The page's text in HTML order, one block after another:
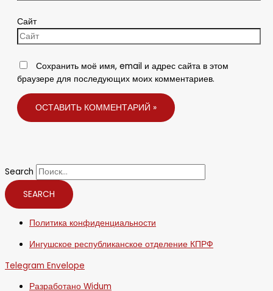
Сайт
Сохранить моё имя, email и адрес сайта в этом
браузере для последующих моих комментариев.
Search
SEARCH
Политика конфиденциальности
Ингушское республиканское отделение КПРФ
Telegram Envelope
Разработано Widum